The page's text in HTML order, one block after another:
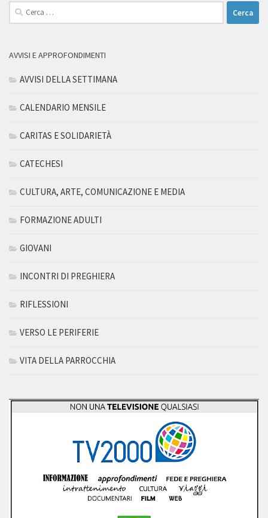
Ricerca
per:
AVVISI E APPROFONDIMENTI
AVVISI DELLA SETTIMANA
CALENDARIO MENSILE
CARITAS E SOLIDARIETÀ
CATECHESI
CULTURA, ARTE, COMUNICAZIONE E MEDIA
FORMAZIONE ADULTI
GIOVANI
INCONTRI DI PREGHIERA
RIFLESSIONI
VERSO LE PERIFERIE
VITA DELLA PARROCCHIA